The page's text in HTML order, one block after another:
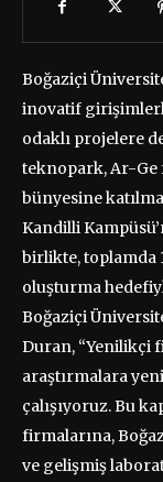
Boğaziçi
inovatif
odaklı projelere
teknopark, Ar-Ge
bünyesine
Kandilli
birlikte, toplamda
oluşturma
Boğaziçi
Duran, “Yenilikçi
araştırmalara
çalışıyoruz. Bu
firmalarına,
ve gelişmiş